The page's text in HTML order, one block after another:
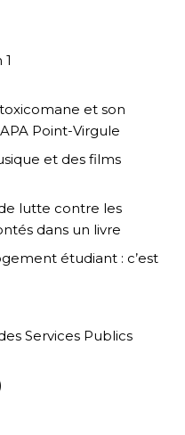
et son
Point-Virgule
et des films
lutte contre les
dans un livre
étudiant : c’est
Services Publics